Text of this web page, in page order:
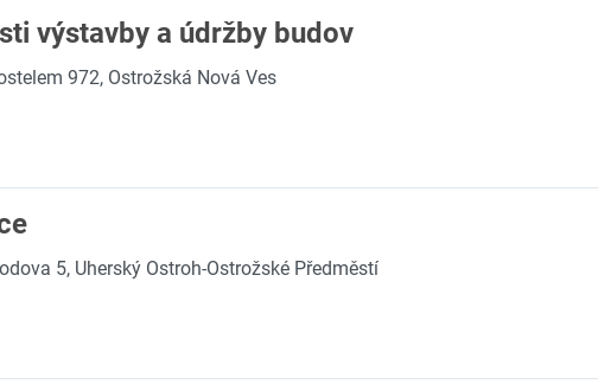
výstavby a údržby budov
972, Ostrožská Nová Ves
5, Uherský Ostroh-Ostrožské Předměstí